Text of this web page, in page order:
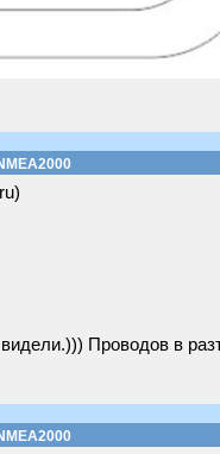
Проводов в